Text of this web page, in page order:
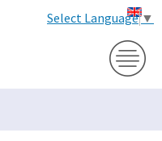
Select Language▼